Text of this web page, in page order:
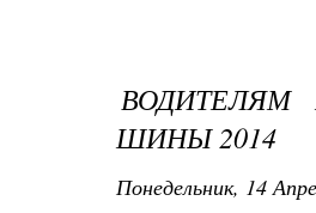
ШИНЫ 2014
Понедельник, 14